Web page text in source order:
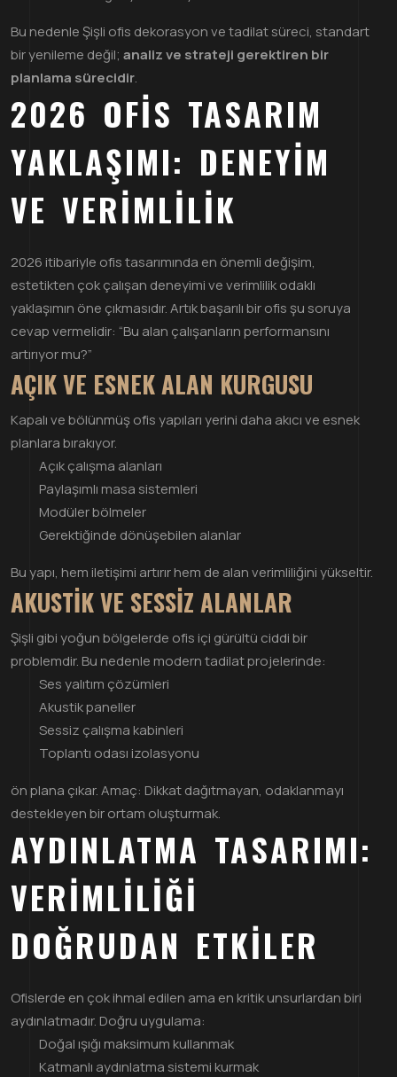
Bu nedenle Şişli ofis dekorasyon ve tadilat süreci, standart
bir yenileme değil; analiz ve strateji gerektiren bir
planlama sürecidir.
2026 OFIS TASARIM
YAKLAŞIMI: DENEYIM
VE VERIMLILIK
2026 itibariyle ofis tasarımında en önemli değişim,
estetikten çok çalışan deneyimi ve verimlilik odaklı
yaklaşımın öne çıkmasıdır. Artık başarılı bir ofis şu soruya
cevap vermelidir: “Bu alan çalışanların performansını
artırıyor mu?”
AÇIK VE ESNEK ALAN KURGUSU
Kapalı ve bölünmüş ofis yapıları yerini daha akıcı ve esnek
planlara bırakıyor.
Açık çalışma alanları
Paylaşımlı masa sistemleri
Modüler bölmeler
Gerektiğinde dönüşebilen alanlar
Bu yapı, hem iletişimi artırır hem de alan verimliliğini yükseltir.
AKUSTIK VE SESSIZ ALANLAR
Şişli gibi yoğun bölgelerde ofis içi gürültü ciddi bir
problemdir. Bu nedenle modern tadilat projelerinde:
Ses yalıtım çözümleri
Akustik paneller
Sessiz çalışma kabinleri
Toplantı odası izolasyonu
ön plana çıkar. Amaç: Dikkat dağıtmayan, odaklanmayı
destekleyen bir ortam oluşturmak.
AYDINLATMA TASARIMI:
VERIMLILIĞI
DOĞRUDAN ETKILER
Ofislerde en çok ihmal edilen ama en kritik unsurlardan biri
aydınlatmadır. Doğru uygulama:
Doğal ışığı maksimum kullanmak
Katmanlı aydınlatma sistemi kurmak